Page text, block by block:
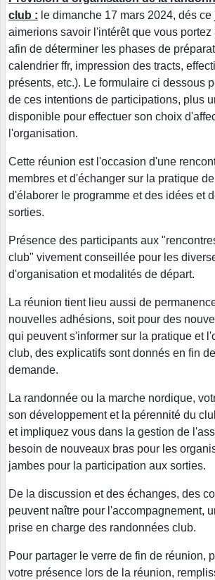
club : le dimanche 17 mars 2024, dés ce
aimerions savoir l'intérêt que vous portez
afin de déterminer les phases de
calendrier ffr, impression des tracts,
présents, etc.). Le formulaire ci dessous
de ces intentions de participations, plus
disponible pour effectuer son choix
l'organisation.
Cette réunion est l'occasion d'une
membres et d'échanger sur la pratique
d'élaborer le programme et des idées et
sorties.
Présence des participants aux
club" vivement conseillée pour les
d'organisation et modalités de départ.
La réunion tient lieu aussi de
nouvelles adhésions, soit pour des
qui peuvent s'informer sur la pratique et
club, des explicatifs sont donnés en fin
demande.
La randonnée ou la marche nordique,
son développement et la pérennité du
et impliquez vous dans la gestion de
besoin de nouveaux bras pour les
jambes pour la participation aux sorties.
De la discussion et des échanges, des
peuvent naître pour l'accompagnement,
prise en charge des randonnées club.
Pour partager le verre de fin de réunion,
votre présence lors de la réunion,